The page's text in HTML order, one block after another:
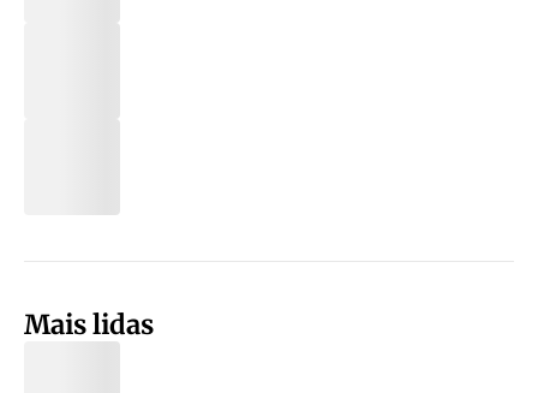
Mais lidas